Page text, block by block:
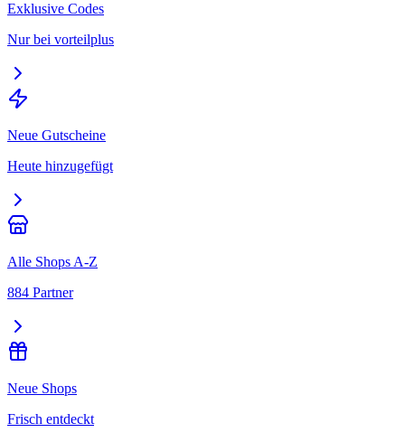
Exklusive Codes
Nur bei vorteilplus
Neue Gutscheine
Heute hinzugefügt
Alle Shops A-Z
884 Partner
Neue Shops
Frisch entdeckt